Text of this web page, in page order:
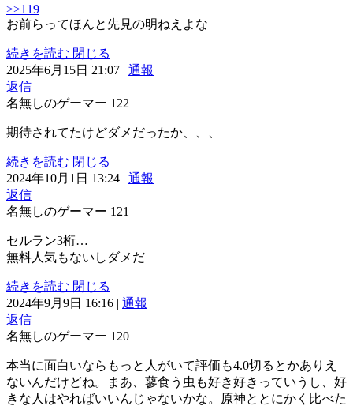
>>119
お前らってほんと先見の明ねえよな
続きを読む 閉じる
2025年6月15日 21:07 | 通報
返信
名無しのゲーマー 122
期待されてたけどダメだったか、、、
続きを読む 閉じる
2024年10月1日 13:24 | 通報
返信
名無しのゲーマー 121
セルラン3桁…
無料人気もないしダメだ
続きを読む 閉じる
2024年9月9日 16:16 | 通報
返信
名無しのゲーマー 120
本当に面白いならもっと人がいて評価も4.0切るとかありえ
ないんだけどね。まあ、蓼食う虫も好き好きっていうし、好
きな人はやればいいんじゃないかな。原神ととにかく比べた